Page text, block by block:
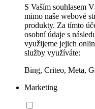
S Vaším souhlasem
mimo naše webové
produkty. Za tímto
osobní údaje s
využijeme jejich
služby využíváte:
Bing, Criteo, Meta,
Marketing